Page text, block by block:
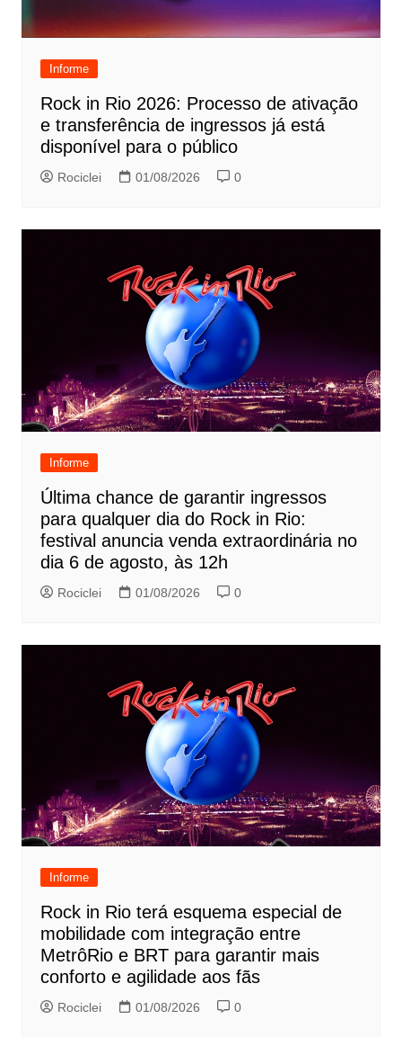
Informe
Rock in Rio 2026: Processo de ativação
e transferência de ingressos já está
disponível para o público
Rociclei 01/08/2026 0
Informe
Última chance de garantir ingressos
para qualquer dia do Rock in Rio:
festival anuncia venda extraordinária no
dia 6 de agosto, às 12h
Rociclei 01/08/2026 0
Informe
Rock in Rio terá esquema especial de
mobilidade com integração entre
MetrôRio e BRT para garantir mais
conforto e agilidade aos fãs
Rociclei 01/08/2026 0